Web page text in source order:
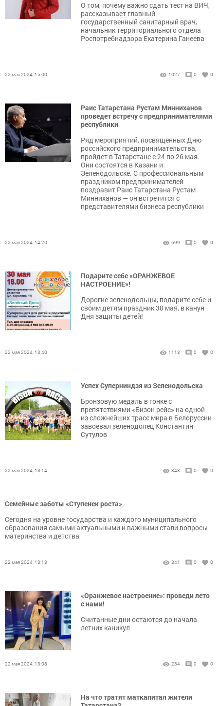
О том, почему важно сдать тест на ВИЧ,
рассказывает главный
государственный санитарный врач,
начальник территориального отдела
Роспотребнадзора Екатерина Ганеева
22 мая 2024, 15:00 1027 0 0
Раис Татарстана Рустам Минниханов
проведет встречу с предпринимателями
республики
Ряд мероприятий, посвященных Дню
российского предпринимательства,
пройдет в Татарстане с 24 по 26 мая.
Они состоятся в Казани и
Зеленодольске. С профессиональным
праздником предпринимателей
поздравит Раис Татарстана Рустам
Минниханов — он встретится с
представителями бизнеса республики
22 мая 2024, 14:20 699 0 0
Подарите себе «ОРАНЖЕВОЕ
НАСТРОЕНИЕ»!
Дорогие зеленодольцы, подарите себе и
своим детям праздник 30 мая, в канун
Дня защиты детей!
22 мая 2024, 13:40 1113 0 0
Успех Суперниндзя из Зеленодольска
Бронзовую медаль в гонке с
препятствиями «Бизон рейс» на одной
из сложнейших трасс мира в Белоруссии
завоевал зеленодолец Константин
Сутулов
22 мая 2024, 13:14 343 0 0
Семейные заботы «Ступенек роста»
Сегодня на уровне государства и каждого муниципального
образования самыми актуальными и важными стали вопросы
материнства и детства
22 мая 2024, 13:13 341 0 0
«Оранжевое настроение»: проведи лето
с нами!
Считанные дни остаются до начала
летних каникул
22 мая 2024, 13:08 234 0 0
На что тратят маткапитал жители